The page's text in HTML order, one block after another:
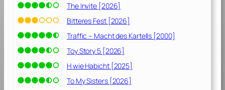
The Invite [2026]
Bitteres Fest [2026]
Traffic – Macht des Kartells [2000]
Toy Story 5 [2026]
H wie Habicht [2025]
To My Sisters [2026]